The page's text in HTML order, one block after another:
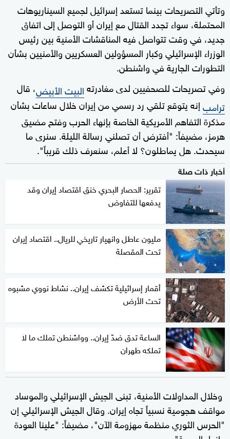
وتأتي التصريحات بينما تستعد إسرائيل لجميع السيناريوهات
المحتملة، سواء تجدد القتال مع إيران أو التوصل إلى اتفاق
جديد، في وقت تتواصل فيه المناقشات الأمنية بين رئيس
الوزراء الإسرائيلي وكبار المسؤولين العسكريين والأمنيين بشأن
التطورات الجارية في واشنطن.
وفي تصريحات للصحفيين لدى مغادرتهالبيت الأبيض، قال
ترامبإنه يتوقع تلقي رد رسمي من إيران خلال ساعات بشأن
مذكرة التفاهم الأمريكية الخاصة بإنهاء الحرب وفتح مضيق
هرمز، مضيفاً: "أفترض أن تصلني رسالة الليلة. سنرى ما
سيحدث. هل يماطلون؟ لا أعلم، سنعرف ذلك قريباً".
أخبار ذات صلة
تقرير: الحصار البحري خنق اقتصاد إيران وقد
يدفعها للتفاوض
مليون عاطل وانهيار تاريخي للريال.. اقتصاد إيران
تحت المقصلة
أقمار إسرائيلية تكشف إيران.. نشاط نووي مشبوه
تحت الأرض
الساعة تدق ضدّ إيران.. وواشنطن تملك ما لا
تملكه طهران
وخلال المداولات الأمنية، تبنى الجيش الإسرائيلي والموساد
مواقف هجومية نسبياً تجاه إيران. وقال الجيش الإسرائيلي إن
"الحرس الثوري منظمة مهزومة الآن"، مضيفاً: "علينا العودة